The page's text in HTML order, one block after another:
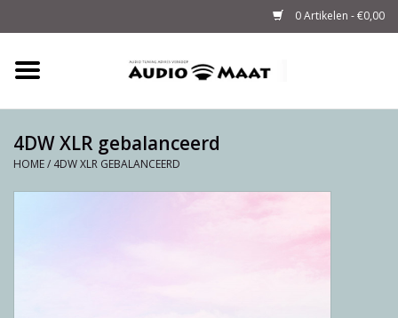
0 Artikelen - €0,00
Tuning
4DW XLR gebalanceerd
HOME/ 4DW XLR GEBALANCEERD